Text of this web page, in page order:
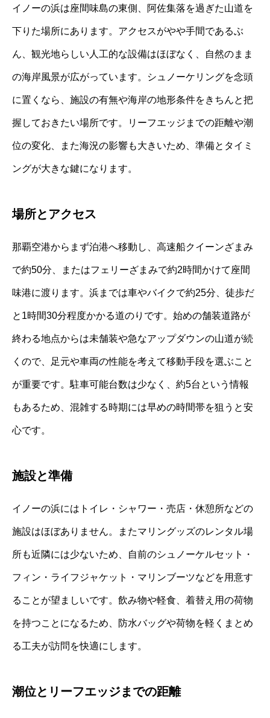
イノーの浜は座間味島の東側、阿佐集落を過ぎた山道を
下りた場所にあります。アクセスがやや手間であるぶ
ん、観光地らしい人工的な設備はほぼなく、自然のまま
の海岸風景が広がっています。シュノーケリングを念頭
に置くなら、施設の有無や海岸の地形条件をきちんと把
握しておきたい場所です。リーフエッジまでの距離や潮
位の変化、また海況の影響も大きいため、準備とタイミ
ングが大きな鍵になります。
場所とアクセス
那覇空港からまず泊港へ移動し、高速船クイーンざまみ
で約50分、またはフェリーざまみで約2時間かけて座間
味港に渡ります。浜までは車やバイクで約25分、徒歩だ
と1時間30分程度かかる道のりです。始めの舗装道路が
終わる地点からは未舗装や急なアップダウンの山道が続
くので、足元や車両の性能を考えて移動手段を選ぶこと
が重要です。駐車可能台数は少なく、約5台という情報
もあるため、混雑する時期には早めの時間帯を狙うと安
心です。
施設と準備
イノーの浜にはトイレ・シャワー・売店・休憩所などの
施設はほぼありません。またマリングッズのレンタル場
所も近隣には少ないため、自前のシュノーケルセット・
フィン・ライフジャケット・マリンブーツなどを用意す
ることが望ましいです。飲み物や軽食、着替え用の荷物
を持つことになるため、防水バッグや荷物を軽くまとめ
る工夫が訪問を快適にします。
潮位とリーフエッジまでの距離